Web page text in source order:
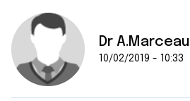
Dr A.Marceau
10/02/2019 - 10:33